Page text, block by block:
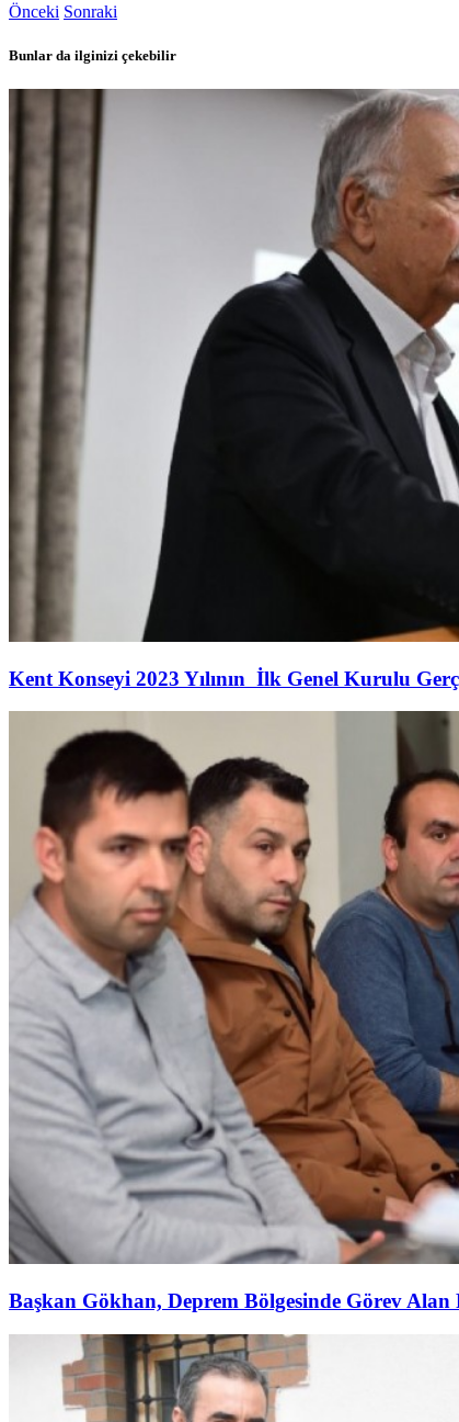
Önceki Sonraki
Bunlar da ilginizi çekebilir
Kent Konseyi 2023 Yılının İlk Genel Kurulu
Başkan Gökhan, Deprem Bölgesinde Görev